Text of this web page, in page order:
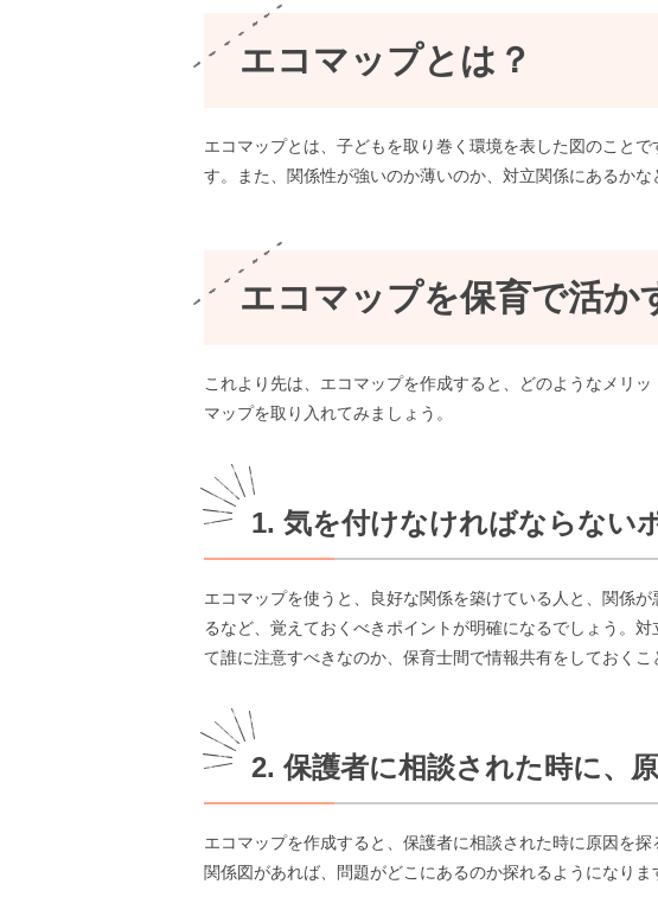
エコマップとは？
エコマップとは、子どもを取り巻く環境を表した図のこと
す。また、関係性が強いのか薄いのか、対立関係にあるか
エコマップを保育で活か
これより先は、エコマップを作成すると、どのようなメリ
マップを取り入れてみましょう。
1. 気を付けなければならない
エコマップを使うと、良好な関係を築けている人と、関係
るなど、覚えておくべきポイントが明確になるでしょう。
て誰に注意すべきなのか、保育士間で情報共有をしておくこ
2. 保護者に相談された時に、
エコマップを作成すると、保護者に相談された時に原因を
関係図があれば、問題がどこにあるのか探れるようになり